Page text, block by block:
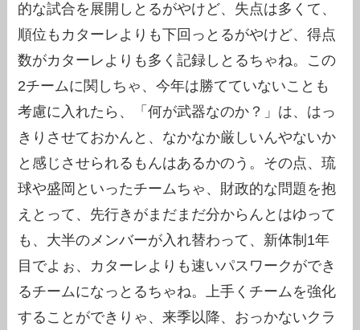
的な試合を展開しとるがやけど、失点は多くて、
順位もカターレよりも下回っとるがやけど、得点
数がカターレよりも多く記録しとるちゃね。この
2チームに関しちゃ、今年は勝てていないことも
考慮に入れたら、「何が武器なのか？」は、はっ
きりさせておかんと、なかなか厳しいんやないか
と感じさせられるもんはあるかのう。その点、琉
球や盛岡といったチームちゃ、財政的な問題を抱
えとって、先行きがまだまだ分からんとはゆって
も、大半のメンバーが入れ替わって、新体制1年
目でよぉ、カターレよりも速いパスワークができ
るチームになっとるちゃね。上手くチームを強化
することができりゃ、来季以降、おっかないクラ